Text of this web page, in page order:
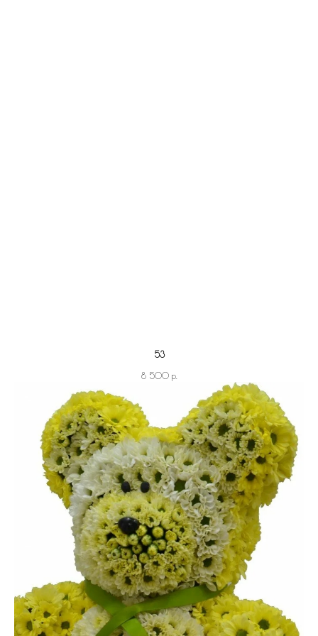
53
8 500 р.